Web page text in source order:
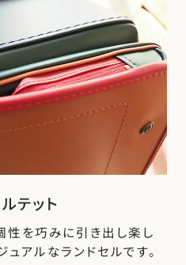
テット
を巧みに引き出し楽し
アルなランドセルです。